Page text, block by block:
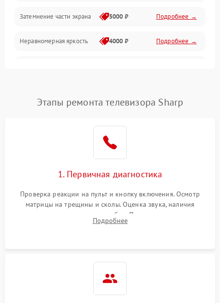
Механические повреждения
Программное обеспечение
Сеть и подключения
Затемнение части экрана 5000 ₽ Подробнее →
Неравномерная яркость 4000 ₽ Подробнее →
Этапы ремонта телевизора Sharp
1. Первичная диагностика
Проверка реакции на пульт и кнопку включения. Осмотр
матрицы на трещины и сколы. Оценка звука, наличия
подсветки и индикаторов ошибок. Подключение тестовых
источников сигнала для выявления симптомов поломки.
Подробнее